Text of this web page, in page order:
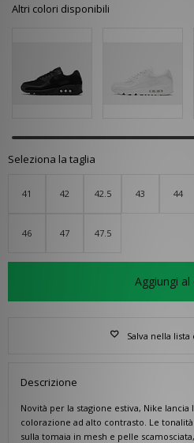
Altri colori disponibili
Seleziona la taglia
41 42 42.5 43 44
46 47 47.5
Aggiungi al
Salva nella
Descrizione
Novità per la stagione estiva, Nike lancia
colorazione ad alto contrasto. Le
sulla tomaia in mesh e pelle